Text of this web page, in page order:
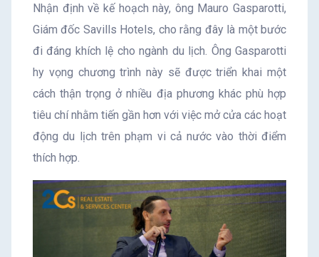
Nhận định về kế hoạch này, ông Mauro Gasparotti,
Giám đốc Savills Hotels, cho rằng đây là một bước
đi đáng khích lệ cho ngành du lịch. Ông Gasparotti
hy vọng chương trình này sẽ được triển khai một
cách thận trọng ở nhiều địa phương khác phù hợp
tiêu chí nhằm tiến gần hơn với việc mở cửa các hoạt
động du lịch trên phạm vi cả nước vào thời điểm
thích hợp.